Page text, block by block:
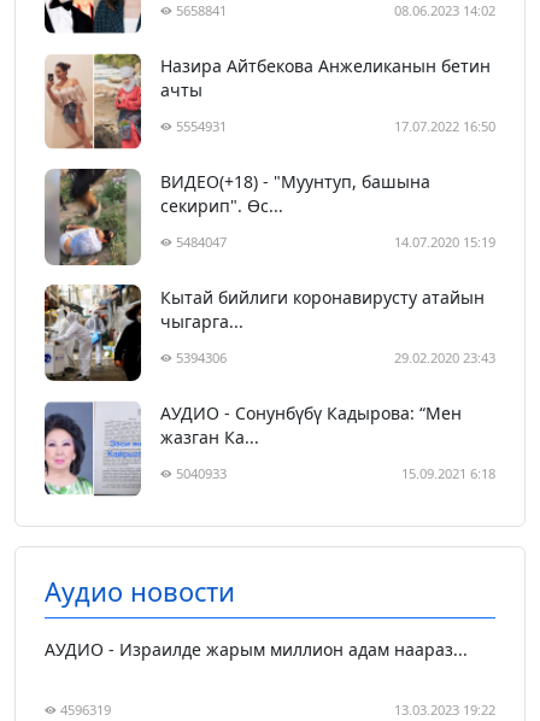
5658841 08.06.2023 14:02
Назира Айтбекова Анжеликанын бетин
ачты
5554931 17.07.2022 16:50
ВИДЕО(+18) - "Муунтуп, башына
секирип". Өс...
5484047 14.07.2020 15:19
Кытай бийлиги коронавирусту атайын
чыгарга...
5394306 29.02.2020 23:43
АУДИО - Сонунбүбү Кадырова: “Мен
жазган Ка...
5040933 15.09.2021 6:18
Аудио новости
АУДИО - Израилде жарым миллион адам наараз...
4596319 13.03.2023 19:22